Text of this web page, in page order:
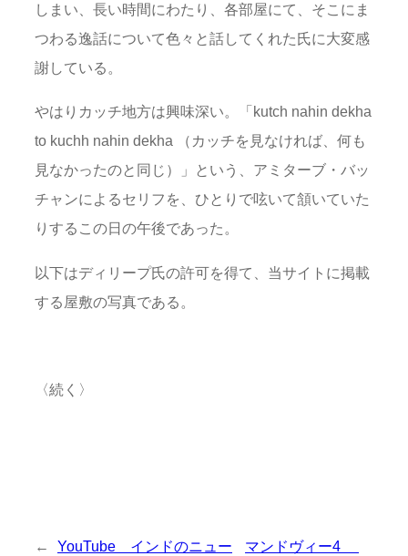
しまい、長い時間にわたり、各部屋にて、そこにま
つわる逸話について色々と話してくれた氏に大変感
謝している。
やはりカッチ地方は興味深い。「kutch nahin dekha
to kuchh nahin dekha （カッチを見なければ、何も
見なかったのと同じ）」という、アミターブ・バッ
チャンによるセリフを、ひとりで呟いて頷いていた
りするこの日の午後であった。
以下はディリープ氏の許可を得て、当サイトに掲載
する屋敷の写真である。
〈続く〉
←
YouTube インドのニュー
マンドヴィー4